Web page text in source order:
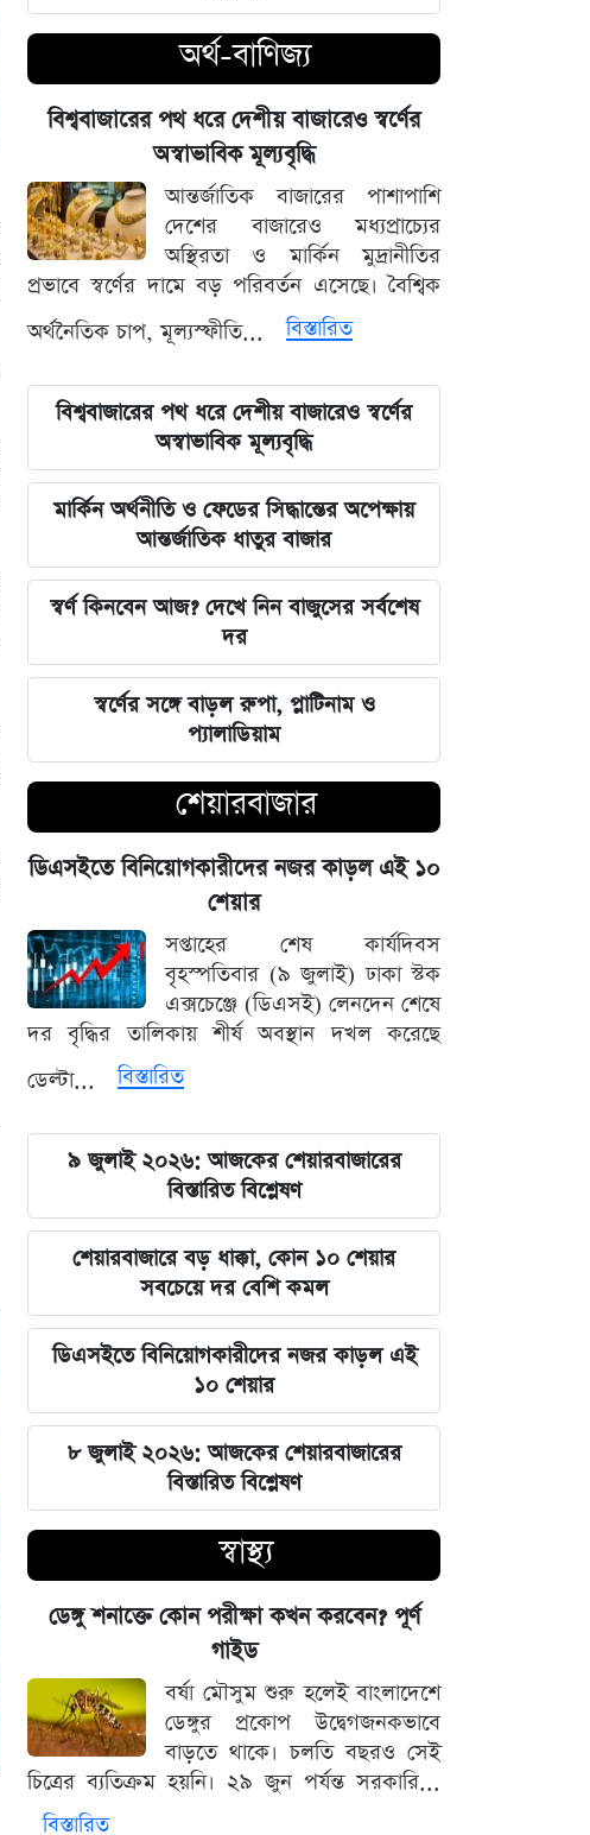
ফ্যাসিবাদবিরোধী সব শক্তির জাতীয় ঐক্য
বজায় রাখা এখন সময়ের দাবি: মাহদী
আমিন
ইতিহাসের মালিকানা কারও একার নয়, ৫
আগস্টের বিজয় সাধারণ মানুষের: সাইদুর
রহমান লিটল
দেবিদ্বার ম্যানেজিং কমিটির সভাপতি
নির্বাচিত মিজানুর রহমান মাস্টার
জুলাইয়ের চেতনাকে হৃদয়ে ধারণ করতে
হবে, যেন তা হারিয়ে না যায়: ভারপ্রাপ্ত
রাষ্ট্রপতি
ভারত সরকারের আলটিমেটামের মুখে
নতিস্বীকার, ভুল স্বীকার করল মেটা
লঙ্কা প্রিমিয়ার লিগে ভারতীয় কিংবদন্তির
আগমন, মালিকানায় বড় চমক
জুলাই কার-এ নিয়ে বিভাজন করলে অর্জন
হারিয়ে যাবে: স্বরাষ্ট্রমন্ত্রী
আগামী ৪৮ ঘণ্টার আবহাওয়ার চিত্র: ঝোড়ো
বৃষ্টি নিয়ে সতর্কবার্তা
'মানুষ ভোট দিয়ে এমপি বানিয়েছে,
বিএনপিকে সত্য মেনে নিতে হবে': রুমিন
ফারহানা
৫ আগস্টের ভরদুপুরে দেশত্যাগ: গণভবন
থেকে ভারতের ফ্লাইট পর্যন্ত যা ঘটেছিল
ভারতপ্রেমী হলে দাগি আসামির অপরাধও
চোখ এড়িয়ে যায় দিল্লির: রুহুল কবির
রিজভী
বাংলাদেশ আর কোনো দেশের 'ক্লায়েন্ট স্টেট'
থাকবে না: পররাষ্ট্রমন্ত্রী ড. খলিলুর রহমান
এক ক্লিকেই ফোন-ল্যাপটপের নিয়ন্ত্রণ নিচ্ছে
হ্যাকাররা, পপ-আপ আপডেট নিয়ে কড়া
হুঁশিয়ারি
চাঁদের পৃষ্ঠে ফ্যালকন-৯ রকেটের
অনাকাঙ্ক্ষিত আঘাত
আবু সাঈদের ছবি ছাড়া কোনো ডকুমেন্টারি
হতে পারে না: ভারপ্রাপ্ত রাষ্ট্রপতি হাফিজ
উদ্দিন
জুলাই স্মৃতি জাদুঘর উদ্বোধন করলেন
প্রধানমন্ত্রী তারেক রহমান
মার্কিন ক্ষেপণাস্ত্র মজুত নিয়ে নতুন তথ্য, কী
অর্থ-বাণিজ্য
বিশ্ববাজারের পথ ধরে দেশীয় বাজারেও স্বর্ণের
অস্বাভাবিক মূল্যবৃদ্ধি
আন্তর্জাতিক বাজারের পাশাপাশি
দেশের বাজারেও মধ্যপ্রাচ্যের
অস্থিরতা ও মার্কিন মুদ্রানীতির
প্রভাবে স্বর্ণের দামে বড় পরিবর্তন এসেছে। বৈশ্বিক
অর্থনৈতিক চাপ, মূল্যস্ফীতি...
বিস্তারিত
বিশ্ববাজারের পথ ধরে দেশীয় বাজারেও স্বর্ণের
অস্বাভাবিক মূল্যবৃদ্ধি
মার্কিন অর্থনীতি ও ফেডের সিদ্ধান্তের অপেক্ষায়
আন্তর্জাতিক ধাতুর বাজার
স্বর্ণ কিনবেন আজ? দেখে নিন বাজুসের সর্বশেষ
দর
স্বর্ণের সঙ্গে বাড়ল রুপা, প্লাটিনাম ও
প্যালাডিয়াম
শেয়ারবাজার
ডিএসইতে বিনিয়োগকারীদের নজর কাড়ল এই ১০
শেয়ার
সপ্তাহের শেষ কার্যদিবস
বৃহস্পতিবার (৯ জুলাই) ঢাকা স্টক
এক্সচেঞ্জে (ডিএসই) লেনদেন শেষে
দর বৃদ্ধির তালিকায় শীর্ষ অবস্থান দখল করেছে
ডেল্টা...
বিস্তারিত
৯ জুলাই ২০২৬: আজকের শেয়ারবাজারের
বিস্তারিত বিশ্লেষণ
শেয়ারবাজারে বড় ধাক্কা, কোন ১০ শেয়ার
সবচেয়ে দর বেশি কমল
ডিএসইতে বিনিয়োগকারীদের নজর কাড়ল এই
১০ শেয়ার
৮ জুলাই ২০২৬: আজকের শেয়ারবাজারের
বিস্তারিত বিশ্লেষণ
স্বাস্থ্য
ডেঙ্গু শনাক্তে কোন পরীক্ষা কখন করবেন? পূর্ণ
গাইড
বর্ষা মৌসুম শুরু হলেই বাংলাদেশে
ডেঙ্গুর প্রকোপ উদ্বেগজনকভাবে
বাড়তে থাকে। চলতি বছরও সেই
চিত্রের ব্যতিক্রম হয়নি। ২৯ জুন পর্যন্ত সরকারি...
বিস্তারিত